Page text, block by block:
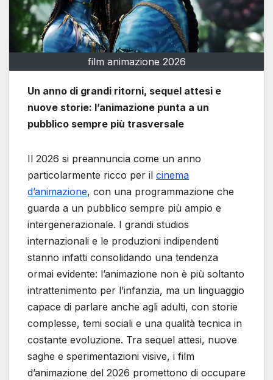
film animazione 2026
Un anno di grandi ritorni, sequel attesi e
nuove storie: l’animazione punta a un
pubblico sempre più trasversale
Il 2026 si preannuncia come un anno
particolarmente ricco per il cinema
d’animazione, con una programmazione che
guarda a un pubblico sempre più ampio e
intergenerazionale. I grandi studios
internazionali e le produzioni indipendenti
stanno infatti consolidando una tendenza
ormai evidente: l’animazione non è più soltanto
intrattenimento per l’infanzia, ma un linguaggio
capace di parlare anche agli adulti, con storie
complesse, temi sociali e una qualità tecnica in
costante evoluzione. Tra sequel attesi, nuove
saghe e sperimentazioni visive, i film
d’animazione del 2026 promettono di occupare